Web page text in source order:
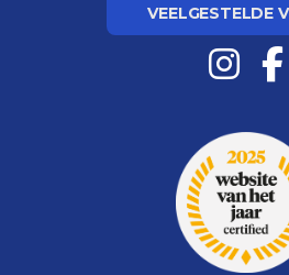
VEELGESTELDE